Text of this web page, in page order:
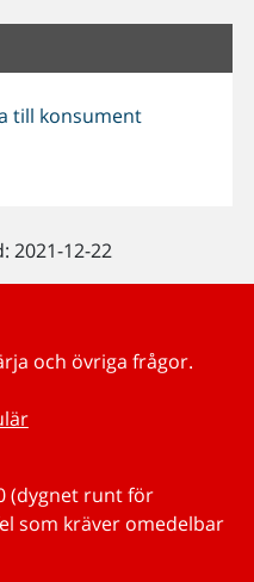
till konsument
2021-12-22
och övriga frågor.
(dygnet runt för
som kräver omedelbar